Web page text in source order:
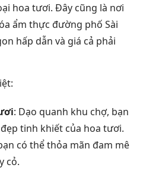
hoa tươi. Đây cũng là nơi
ẩm thực đường phố Sài
hấp dẫn và giá cả phải
: Dạo quanh khu chợ, bạn
tinh khiết của hoa tươi.
có thể thỏa mãn đam mê
cỏ.